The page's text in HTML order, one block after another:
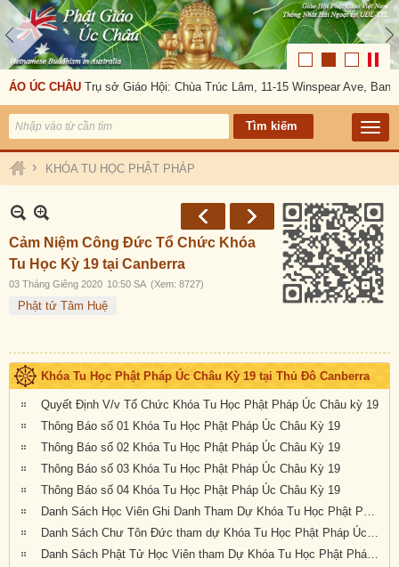
ÚC CHÂU Trụ sở Giáo Hội: Chùa Trúc Lâm, 11-15 Winspear Ave,
› KHÓA TU HỌC PHẬT PHÁP
Cảm Niệm Công Đức Tổ Chức Khóa
Tu Học Kỳ 19 tại Canberra
03 Tháng Giêng 2020 10:50 SA (Xem: 8727)
Phật tử Tâm Huệ
Khóa Tu Học Phật Pháp Úc Châu Kỳ 19 tại Thủ Đô Canberra
Quyết Định V/v Tổ Chức Khóa Tu Học Phật Pháp Úc Châu kỳ 19
Thông Báo số 01 Khóa Tu Học Phật Pháp Úc Châu Kỳ 19
Thông Báo số 02 Khóa Tu Học Phật Pháp Úc Châu Kỳ 19
Thông Báo số 03 Khóa Tu Học Phật Pháp Úc Châu Kỳ 19
Thông Báo số 04 Khóa Tu Học Phật Pháp Úc Châu Kỳ 19
Danh Sách Học Viên Ghi Danh Tham Dự Khóa Tu Học Phật Pháp Úc Châu Kỳ 19
Danh Sách Chư Tôn Đức tham dự Khóa Tu Học Phật Pháp Úc Châu kỳ 19 tại Canberra
Danh Sách Phật Tử Học Viên tham Dự Khóa Tu Học Phật Pháp Úc Châu Kỳ 19 tại Canberra